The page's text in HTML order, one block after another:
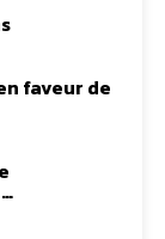
faveur de